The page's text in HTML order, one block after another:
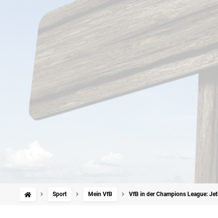
Sport Mein VfB VfB in der Champions League: